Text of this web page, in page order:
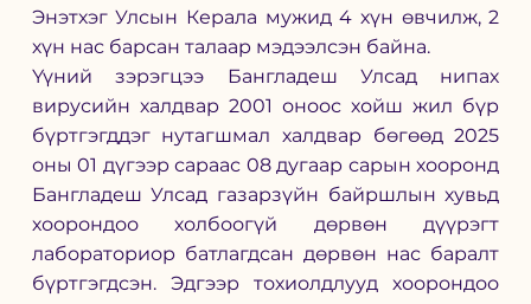
Энэтхэг Улсын Керала мужид 4 хүн өвчилж, 2
хүн нас барсан талаар мэдээлсэн байна.
Үүний зэрэгцээ Бангладеш Улсад нипах
вирусийн халдвар 2001 оноос хойш жил бүр
бүртгэгддэг нутагшмал халдвар бөгөөд 2025
оны 01 дүгээр сараас 08 дугаар сарын хооронд
Бангладеш Улсад газарзүйн байршлын хувьд
хоорондоо холбоогүй дөрвөн дүүрэгт
лабораториор батлагдсан дөрвөн нас баралт
бүртгэгдсэн. Эдгээр тохиолдлууд хоорондоо